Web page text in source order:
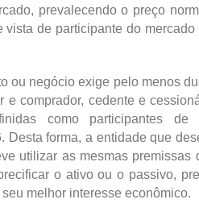
prevalecendo o preço
vista de participante do
ou negócio exige pelo menos
e comprador, cedente e
como participantes de
Desta forma, a entidade que
utilizar as mesmas premissas
o ativo ou o passivo,
melhor interesse econômico.